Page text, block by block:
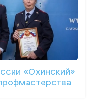
«Охинский»